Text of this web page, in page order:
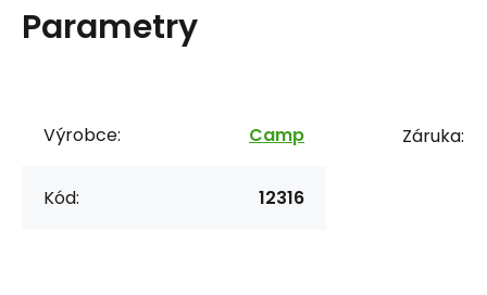
Parametry
Výrobce: Camp
Kód: 12316
Záruka: